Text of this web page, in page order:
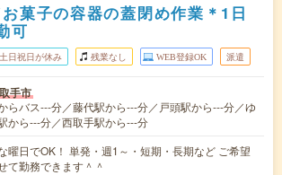
菓子の容器の蓋閉め作業＊1日
可
土日祝日が休み 残業なし WEB登録OK 派遣
手市
らバス---分／藤代駅から---分／戸頭駅から---分／ゆ
から---分／西取手駅から---分
曜日でOK！ 単発・週1～・短期・長期など ご希望
て勤務できます＾＾